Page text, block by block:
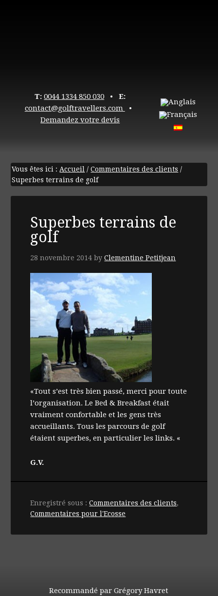
T:0044 1334 850 030 •E:
contact@golftravellers.com
•
Demandez votre devis
Vous êtes ici :Accueil / Commentaires des clients /
Superbes terrains de golf
Superbes terrains de
golf
28 novembre 2014 byClementine Petitjean
«Tout s’est très bien passé, merci pour toute
l’organisation. Le Bed & Breakfast était
vraiment confortable et les gens très
accueillants. Tous les parcours de golf
étaient superbes, en particulier les links. «
G.V.
Enregistré sous :Commentaires des clients,
Commentaires pour l'Ecosse
Recommandé par Grégory Havret